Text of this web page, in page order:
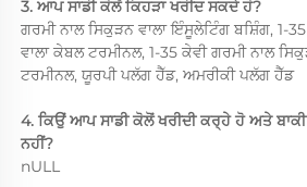
3. ਆਪ ਸਾਡੀ ਕੋਲੋਂ ਕਿਹੜਾ ਖਰੀਦ ਸਕਦੇ ਹੋ?
ਗਰਮੀ ਨਾਲ ਸਿਕੁੜਨ ਵਾਲਾ ਇੰਸੂਲੇਟਿੰਗ ਬਸ਼ਿੰਗ, 1-
ਵਾਲਾ ਕੇਬਲ ਟਰਮੀਨਲ, 1-35 ਕੇਵੀ ਗਰਮੀ ਨਾਲ
ਟਰਮੀਨਲ, ਯੂਰਪੀ ਪਲੱਗ ਹੈੱਡ, ਅਮਰੀਕੀ ਪਲੱਗ ਹੈੱਡ
4. ਕਿਉਂ ਆਪ ਸਾਡੀ ਕੋਲੋਂ ਖਰੀਦੀ ਕਰ੍ਹੇ ਹੋ ਅਤੇ
ਨਹੀਂ?
nULL